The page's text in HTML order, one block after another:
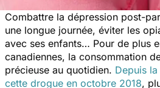
Combattre la dépression post-
une longue journée, éviter les
avec ses enfants… Pour de plus
canadiennes, la consommation
précieuse au quotidien. Depuis
cette drogue en octobre 2018,